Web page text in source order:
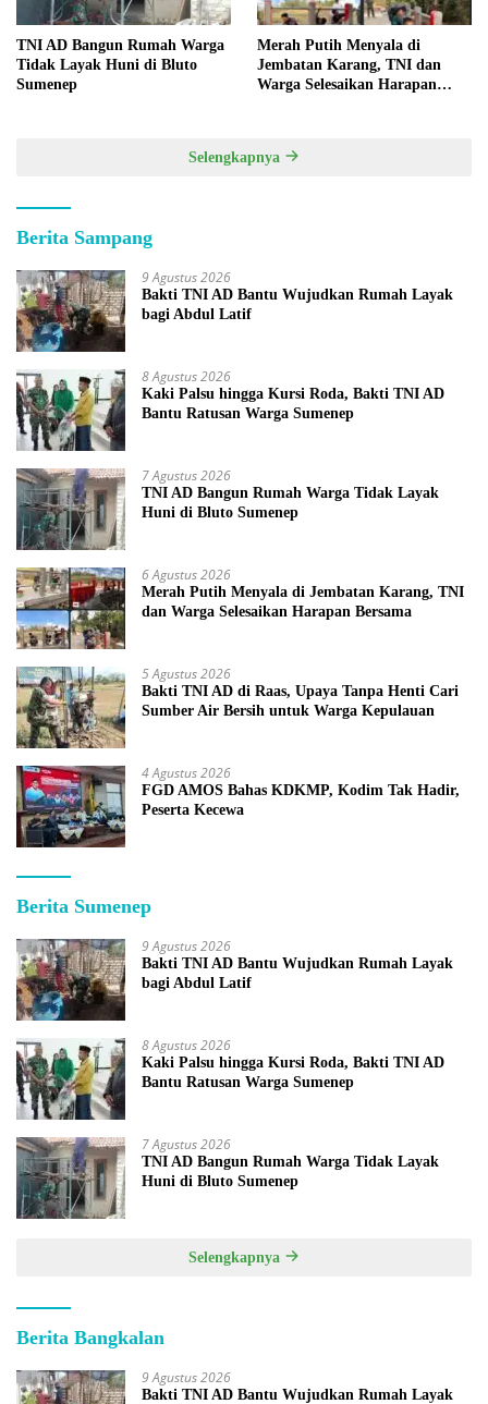
TNI AD Bangun Rumah Warga
Tidak Layak Huni di Bluto
Sumenep
Merah Putih Menyala di
Jembatan Karang, TNI dan
Warga Selesaikan Harapan
Selengkapnya
Berita Sampang
9 Agustus 2026
Bakti TNI AD Bantu Wujudkan Rumah Layak
bagi Abdul Latif
8 Agustus 2026
Kaki Palsu hingga Kursi Roda, Bakti TNI AD
Bantu Ratusan Warga Sumenep
7 Agustus 2026
TNI AD Bangun Rumah Warga Tidak Layak
Huni di Bluto Sumenep
6 Agustus 2026
Merah Putih Menyala di Jembatan Karang, TNI
dan Warga Selesaikan Harapan Bersama
5 Agustus 2026
Bakti TNI AD di Raas, Upaya Tanpa Henti Cari
Sumber Air Bersih untuk Warga Kepulauan
4 Agustus 2026
FGD AMOS Bahas KDKMP, Kodim Tak Hadir,
Peserta Kecewa
Berita Sumenep
9 Agustus 2026
Bakti TNI AD Bantu Wujudkan Rumah Layak
bagi Abdul Latif
8 Agustus 2026
Kaki Palsu hingga Kursi Roda, Bakti TNI AD
Bantu Ratusan Warga Sumenep
7 Agustus 2026
TNI AD Bangun Rumah Warga Tidak Layak
Huni di Bluto Sumenep
Selengkapnya
Berita Bangkalan
9 Agustus 2026
Bakti TNI AD Bantu Wujudkan Rumah Layak